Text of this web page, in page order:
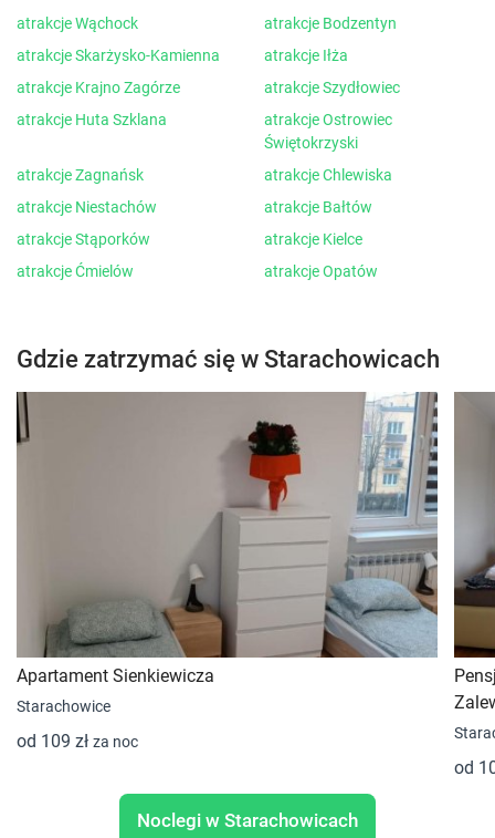
atrakcje Wąchock
atrakcje Bodzentyn
atrakcje Skarżysko-Kamienna
atrakcje Iłża
atrakcje Krajno Zagórze
atrakcje Szydłowiec
atrakcje Huta Szklana
atrakcje Ostrowiec
Świętokrzyski
atrakcje Zagnańsk
atrakcje Chlewiska
atrakcje Niestachów
atrakcje Bałtów
atrakcje Stąporków
atrakcje Kielce
atrakcje Ćmielów
atrakcje Opatów
Gdzie zatrzymać się w Starachowicach
Apartament Sienkiewicza
Starachowice
od 109 zł za noc
od
Noclegi w Starachowicach